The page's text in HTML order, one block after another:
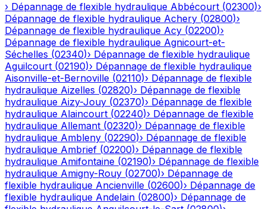
› Dépannage de flexible hydraulique Abbécourt (02300)›
Dépannage de flexible hydraulique Achery (02800)›
Dépannage de flexible hydraulique Acy (02200)›
Dépannage de flexible hydraulique Agnicourt-et-
Séchelles (02340)› Dépannage de flexible hydraulique
Aguilcourt (02190)› Dépannage de flexible hydraulique
Aisonville-et-Bernoville (02110)› Dépannage de flexible
hydraulique Aizelles (02820)› Dépannage de flexible
hydraulique Aizy-Jouy (02370)› Dépannage de flexible
hydraulique Alaincourt (02240)› Dépannage de flexible
hydraulique Allemant (02320)› Dépannage de flexible
hydraulique Ambleny (02290)› Dépannage de flexible
hydraulique Ambrief (02200)› Dépannage de flexible
hydraulique Amifontaine (02190)› Dépannage de flexible
hydraulique Amigny-Rouy (02700)› Dépannage de
flexible hydraulique Ancienville (02600)› Dépannage de
flexible hydraulique Andelain (02800)› Dépannage de